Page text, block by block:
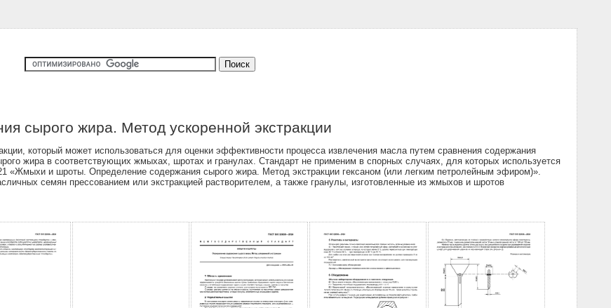
сырого жира. Метод ускоренной экстракции
который может использоваться для оценки эффективности процесса извлечения масла путем сравнения содержания
жира в соответствующих жмыхах, шротах и гранулах. Стандарт не применим в спорных случаях, для которых используется
«Жмыхи и шроты. Определение содержания сырого жира. Метод экстракции гексаном (или легким петролейным эфиром)».
семян прессованием или экстракцией растворителем, а также гранулы, изготовленные из жмыхов и шротов